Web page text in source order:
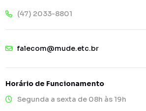
(47) 2033-8801
falecom@mude.etc.br
Horário de Funcionamento
Segunda a sexta de 08h às 19h